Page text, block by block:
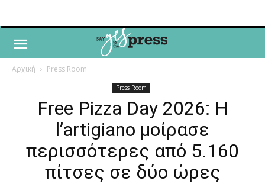
Αρχική Press Room
Press Room
Free Pizza Day 2026: Η
l’artigiano μοίρασε
περισσότερες από 5.160
πίτσες σε δύο ώρες